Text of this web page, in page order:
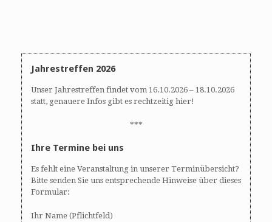
Jahrestreffen 2026
Unser Jahrestreffen findet vom 16.10.2026 – 18.10.2026
statt, genauere Infos gibt es rechtzeitig hier!
***
Ihre Termine bei uns
Es fehlt eine Veranstaltung in unserer Terminübersicht?
Bitte senden Sie uns entsprechende Hinweise über dieses
Formular:
Ihr Name (Pflichtfeld)